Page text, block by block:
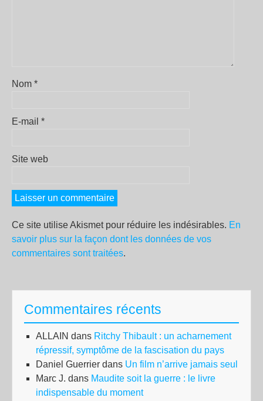
Nom *
E-mail *
Site web
Ce site utilise Akismet pour réduire les indésirables. En
savoir plus sur la façon dont les données de vos
commentaires sont traitées.
Commentaires récents
ALLAIN dans Ritchy Thibault : un acharnement
répressif, symptôme de la fascisation du pays
Daniel Guerrier dans Un film n’arrive jamais seul
Marc J. dans Maudite soit la guerre : le livre
indispensable du moment